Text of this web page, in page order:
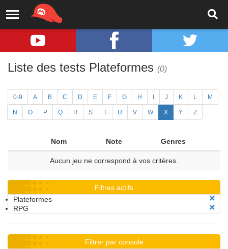
Liste des tests Plateformes (0)
0-9 A B C D E F G H J K L M
N O P Q R S T U V W X Y Z
Nom Note Genres
Aucun jeu ne correspond à vos critères.
Filtres actifs
Plateformes
RPG
Filtrer par console